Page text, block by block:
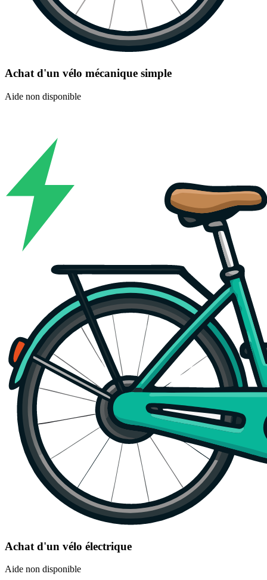
Achat d'un vélo mécanique simple
Aide non disponible
Achat d'un vélo électrique
Aide non disponible